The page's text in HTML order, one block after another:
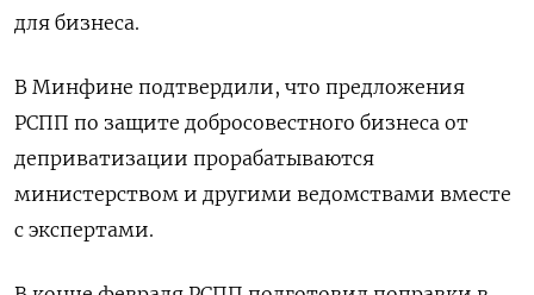
для бизнеса.
В Минфине подтвердили, что предложения
РСПП по защите добросовестного бизнеса от
деприватизации прорабатываются
министерством и другими ведомствами вместе
с экспертами.